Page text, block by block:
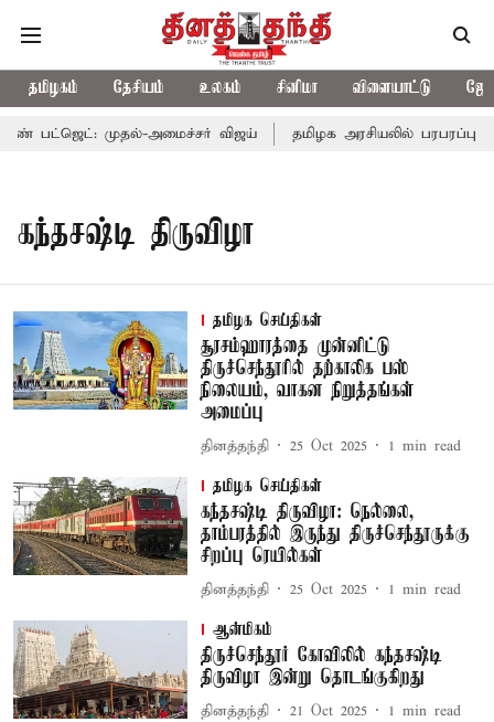
தமிழகம் தேசியம் உலகம் சினிமா விளையாட்டு
பட்ஜெட்: முதல்-அமைச்சர் விஜய் தமிழக அரசியலில்
கந்தசஷ்டி திருவிழா
தமிழக செய்திகள்
சூரசம்ஹாரத்தை முன்னிட்டு
திருச்செந்தூரில் தற்காலிக பஸ்
நிலையம், வாகன நிறுத்தங்கள்
அமைப்பு
தினத்தந்தி 25 Oct 2025 1 min read
தமிழக செய்திகள்
கந்தசஷ்டி திருவிழா: நெல்லை,
தாம்பரத்தில் இருந்து திருச்செந்தூருக்கு
சிறப்பு ரெயில்கள்
தினத்தந்தி 25 Oct 2025 1 min read
ஆன்மிகம்
திருச்செந்தூர் கோவிலில் கந்தசஷ்டி
திருவிழா இன்று தொடங்குகிறது
தினத்தந்தி 21 Oct 2025 1 min read